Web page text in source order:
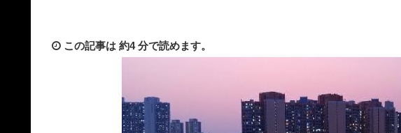
この記事は 約4 分で読めます。